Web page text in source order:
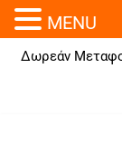
Δωρεάν
MENU